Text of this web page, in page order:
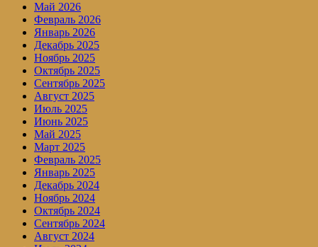
Май 2026
Февраль 2026
Январь 2026
Декабрь 2025
Ноябрь 2025
Октябрь 2025
Сентябрь 2025
Август 2025
Июль 2025
Июнь 2025
Май 2025
Март 2025
Февраль 2025
Январь 2025
Декабрь 2024
Ноябрь 2024
Октябрь 2024
Сентябрь 2024
Август 2024